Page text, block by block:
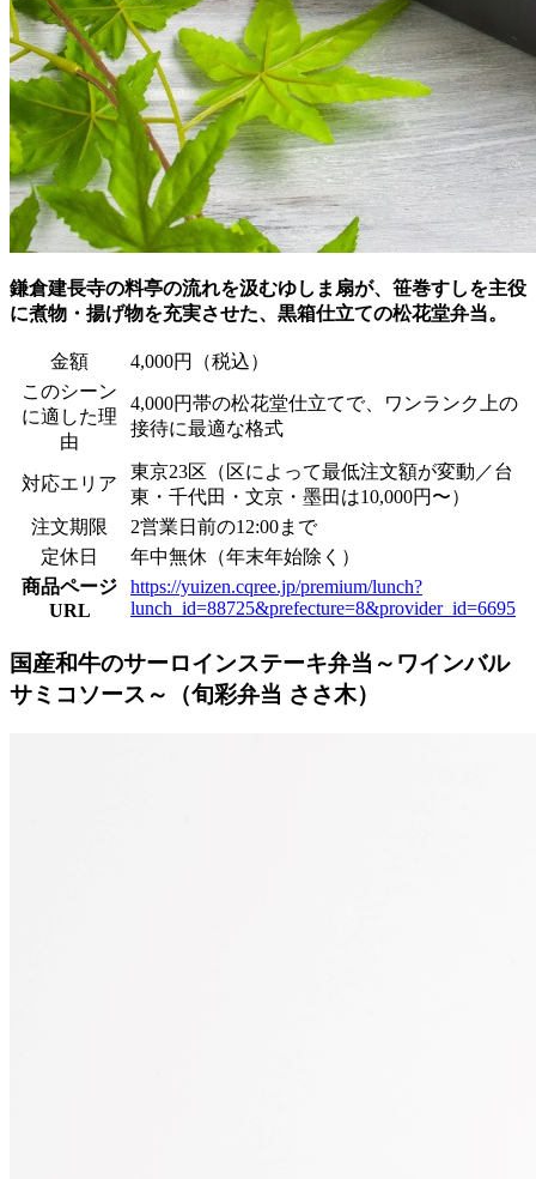
鎌倉建長寺の料亭の流れを汲むゆしま扇が、笹巻すしを主役
に煮物・揚げ物を充実させた、黒箱仕立ての松花堂弁当。
金額
4,000円（税込）
このシーン
に適した理
由
4,000円帯の松花堂仕立てで、ワンランク上の
接待に最適な格式
対応エリア
東京23区（区によって最低注文額が変動／台
東・千代田・文京・墨田は10,000円〜）
注文期限
2営業日前の12:00まで
定休日
年中無休（年末年始除く）
商品ページ
URL
https://yuizen.cqree.jp/premium/lunch?
lunch_id=88725&prefecture=8&provider_id=6695
国産和牛のサーロインステーキ弁当～ワインバル
サミコソース～（旬彩弁当 ささ木）